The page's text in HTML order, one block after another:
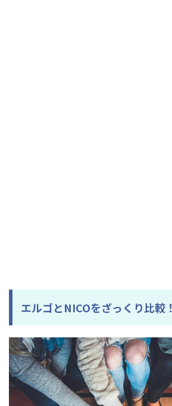
エルゴとNICOをざっくり比較！